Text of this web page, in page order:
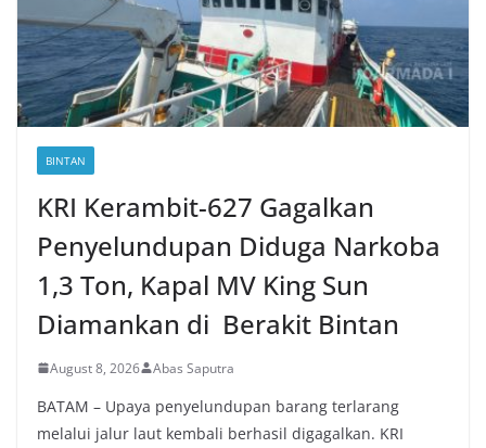
BINTAN
KRI Kerambit-627 Gagalkan
Penyelundupan Diduga Narkoba
1,3 Ton, Kapal MV King Sun
Diamankan di Berakit Bintan
August 8, 2026 Abas Saputra
BATAM – Upaya penyelundupan barang terlarang
melalui jalur laut kembali berhasil digagalkan. KRI